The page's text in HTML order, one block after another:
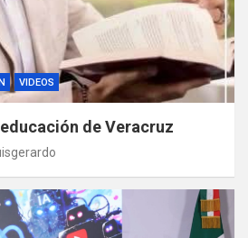
VIDEOS
de Veracruz